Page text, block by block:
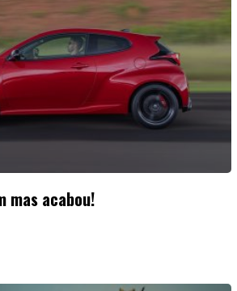
mas acabou!